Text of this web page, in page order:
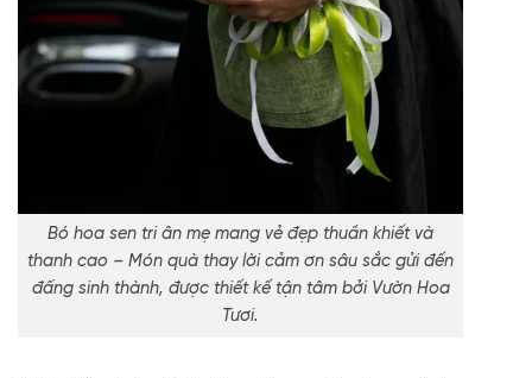
Bó hoa sen tri ân mẹ mang vẻ đẹp thuần khiết và
thanh cao – Món quà thay lời cảm ơn sâu sắc gửi đến
đấng sinh thành, được thiết kế tận tâm bởi Vườn Hoa
Tươi.